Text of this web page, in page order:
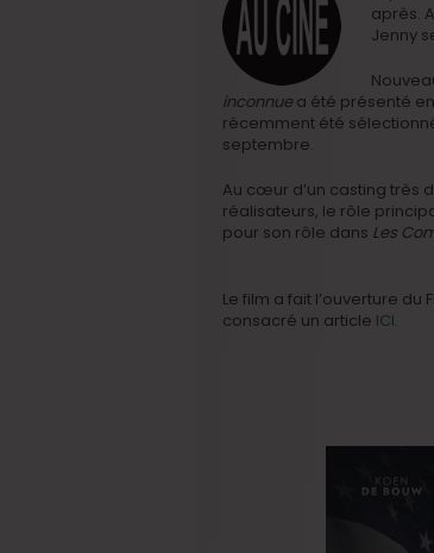
après.
Jenny
inconnue a été présenté
récemment été
septembre.
Au cœur d’un casting très
réalisateurs, le rôle
pour son rôle dans Les
Le film a fait l’ouverture du
consacré un article ICI.